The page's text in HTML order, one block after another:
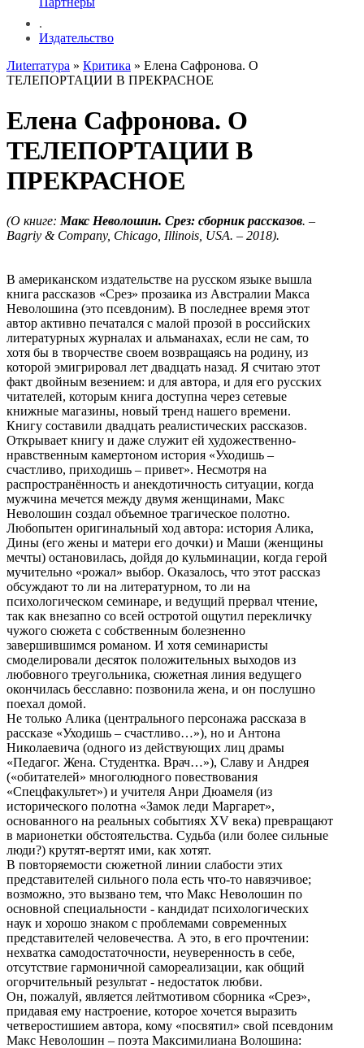
.
Издательство
Лиterraтура » Критика » Елена Сафронова. О
ТЕЛЕПОРТАЦИИ В ПРЕКРАСНОЕ
Елена Сафронова. О
ТЕЛЕПОРТАЦИИ В
ПРЕКРАСНОЕ
(О книге: Макс Неволошин. Срез: сборник рассказов. –
Bagriy & Company, Chicago, Illinois, USA. – 2018).
В американском издательстве на русском языке вышла
книга рассказов «Срез» прозаика из Австралии Макса
Неволошина (это псевдоним). В последнее время этот
автор активно печатался с малой прозой в российских
литературных журналах и альманахах, если не сам, то
хотя бы в творчестве своем возвращаясь на родину, из
которой эмигрировал лет двадцать назад. Я считаю этот
факт двойным везением: и для автора, и для его русских
читателей, которым книга доступна через сетевые
книжные магазины, новый тренд нашего времени.
Книгу составили двадцать реалистических рассказов.
Открывает книгу и даже служит ей художественно-
нравственным камертоном история «Уходишь –
счастливо, приходишь – привет». Несмотря на
распространённость и анекдотичность ситуации, когда
мужчина мечется между двумя женщинами, Макс
Неволошин создал объемное трагическое полотно.
Любопытен оригинальный ход автора: история Алика,
Дины (его жены и матери его дочки) и Маши (женщины
мечты) остановилась, дойдя до кульминации, когда герой
мучительно «рожал» выбор. Оказалось, что этот рассказ
обсуждают то ли на литературном, то ли на
психологическом семинаре, и ведущий прервал чтение,
так как внезапно со всей остротой ощутил перекличку
чужого сюжета с собственным болезненно
завершившимся романом. И хотя семинаристы
смоделировали десяток положительных выходов из
любовного треугольника, сюжетная линия ведущего
окончилась бесславно: позвонила жена, и он послушно
поехал домой.
Не только Алика (центрального персонажа рассказа в
рассказе «Уходишь – счастливо…»), но и Антона
Николаевича (одного из действующих лиц драмы
«Педагог. Жена. Студентка. Врач…»), Славу и Андрея
(«обитателей» многолюдного повествования
«Спецфакультет») и учителя Анри Дюамеля (из
исторического полотна «Замок леди Маргарет»,
основанного на реальных событиях XV века) превращают
в марионетки обстоятельства. Судьба (или более сильные
люди?) крутят-вертят ими, как хотят.
В повторяемости сюжетной линии слабости этих
представителей сильного пола есть что-то навязчивое;
возможно, это вызвано тем, что Макс Неволошин по
основной специальности - кандидат психологических
наук и хорошо знаком с проблемами современных
представителей человечества. А это, в его прочтении:
нехватка самодостаточности, неуверенность в себе,
отсутствие гармоничной самореализации, как общий
огорчительный результат - недостаток любви.
Он, пожалуй, является лейтмотивом сборника «Срез»,
придавая ему настроение, которое хочется выразить
четверостишием автора, кому «посвятил» свой псевдоним
Макс Неволошин – поэта Максимилиана Волошина: